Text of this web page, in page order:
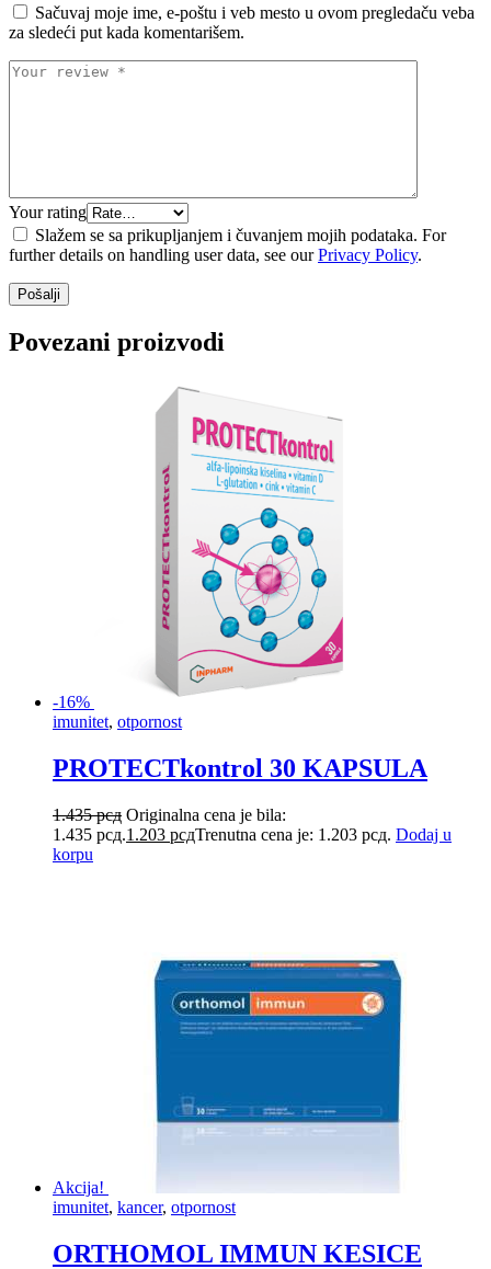
Sačuvaj moje ime, e-poštu i veb mesto u ovom pregledaču veba
za sledeći put kada komentarišem.
Your rating
Slažem se sa prikupljanjem i čuvanjem mojih podataka. For
further details on handling user data, see ourPrivacy Policy.
Povezani proizvodi
-16%
imunitet, otpornost
PROTECTkontrol 30 KAPSULA
1.435рсд Originalna cena je bila:
1.435 рсд.1.203 рсдTrenutna cena je: 1.203 рсд. Dodaj u
korpu
Akcija!
imunitet, kancer, otpornost
ORTHOMOL IMMUN KESICE